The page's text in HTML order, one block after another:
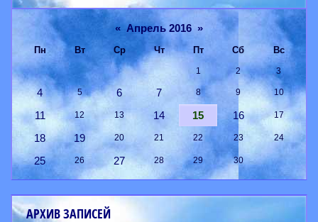
« Апрель 2016 »
Пн Вт Ср Чт Пт Сб Вс
1 2 3
4 5 6 7 8 9 10
11 12 13 14 15 16 17
18 19 20 21 22 23 24
25 26 27 28 29 30
АРХИВ ЗАПИСЕЙ